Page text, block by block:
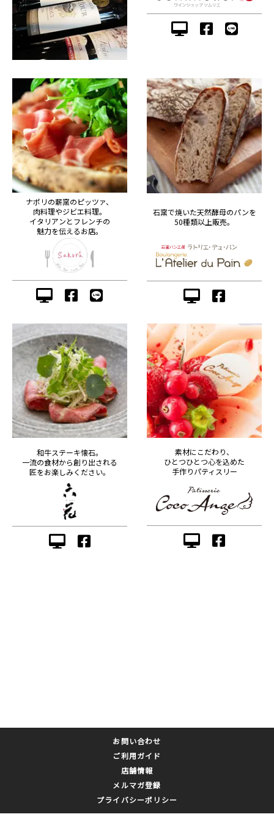
ナポリの薪窯のピッツァ、
肉料理やジビエ料理。
イタリアンとフレンチの
魅力を伝えるお店。
石窯で焼いた天然酵母のパンを
50種類以上販売。
和牛ステーキ懐石。
一流の食材から創り出される
匠をお楽しみください。
素材にこだわり、
ひとつひとつ心を込めた
手作りパティスリー
お問い合わせ
ご利用ガイド
店舗情報
メルマガ登録
プライバシーポリシー